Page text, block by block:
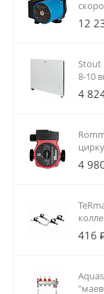
12
Stout
8-10
4
4
416